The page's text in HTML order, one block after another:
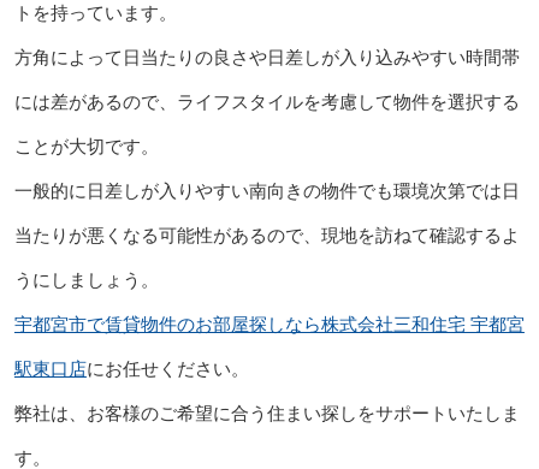
トを持っています。
方角によって日当たりの良さや日差しが入り込みやすい時間帯
には差があるので、ライフスタイルを考慮して物件を選択する
ことが大切です。
一般的に日差しが入りやすい南向きの物件でも環境次第では日
当たりが悪くなる可能性があるので、現地を訪ねて確認するよ
うにしましょう。
宇都宮市で賃貸物件のお部屋探しなら株式会社三和住宅 宇都宮
駅東口店にお任せください。
弊社は、お客様のご希望に合う住まい探しをサポートいたしま
す。